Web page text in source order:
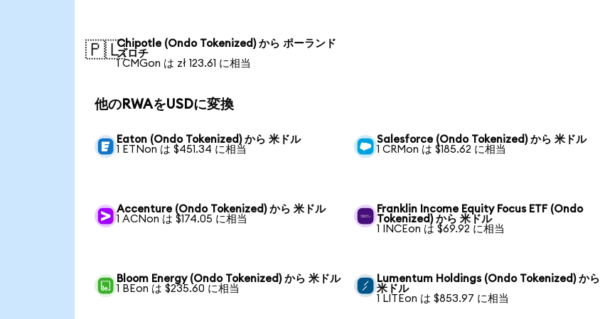
🇵🇱Chipotle (Ondo Tokenized) から ポーランド
ズロチ
1 CMGon は zł 123.61 に相当
他のRWAをUSDに変換
Eaton (Ondo Tokenized) から 米ドル
1 ETNon は $451.34 に相当
Salesforce (Ondo Tokenized) から 米ドル
1 CRMon は $185.62 に相当
Accenture (Ondo Tokenized) から 米ドル
1 ACNon は $174.05 に相当
Franklin Income Equity Focus ETF (Ondo
Tokenized) から 米ドル
1 INCEon は $69.92 に相当
Bloom Energy (Ondo Tokenized) から 米ドル
1 BEon は $235.60 に相当
Lumentum Holdings (Ondo Tokenized) から
米ドル
1 LITEon は $853.97 に相当